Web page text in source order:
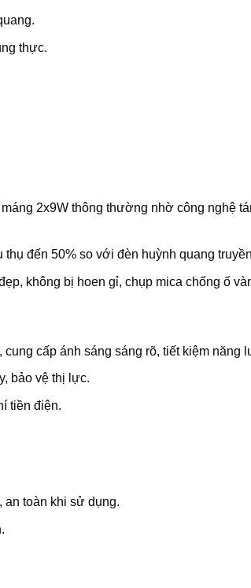
thực.
2x9W thông thường nhờ công nghệ
thụ đến 50% so với đèn huỳnh quang
không bị hoen gỉ, chụp mica chống ố
cấp ánh sáng sáng rõ, tiết kiệm năng
bảo vệ thị lực.
tiền điện.
toàn khi sử dụng.